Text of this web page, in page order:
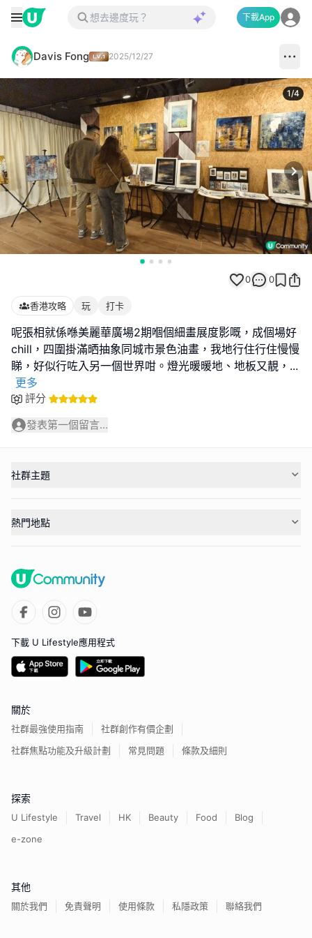
下載App
Davis Fong 2025/12/27
1/4
0 0
香港攻略 玩 打卡
呢張相就係喺美麗華廣場2期嗰個細畫展度影嘅，成個場好
chill，四圍掛滿晒抽象同城市景色油畫，我地行住行住慢慢
睇，好似行咗入另一個世界咁。燈光暖暖地、地板又靚， ...
更多
評分
發表第一個留言...
社群主題
熱門地點
下載 U Lifestyle應用程式
關於
社群最強使用指南
社群創作有價企劃
社群焦點功能及升級計劃
常見問題 條款及細則
探索
U Lifestyle Travel HK Beauty Food
Blog
e-zone
其他
關於我們 免責聲明 使用條款 私隱政策 聯絡我們